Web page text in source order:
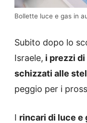
Bollette luce e gas in
Subito dopo lo
Israele, i prezzi
schizzati alle
peggio per i
I rincari di luce e